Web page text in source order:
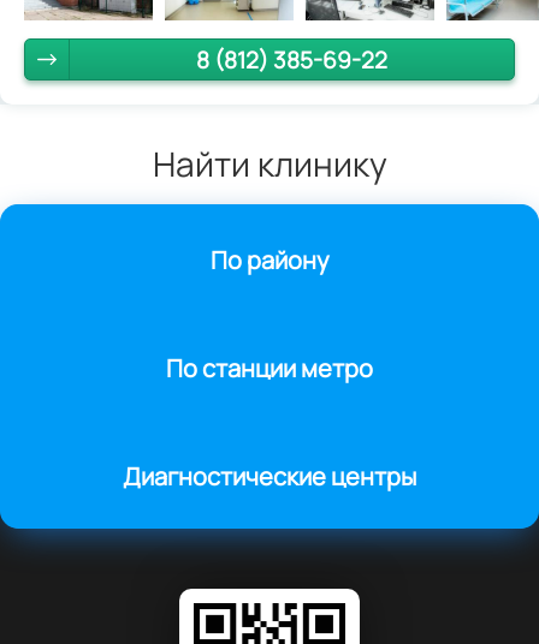
8 (812) 385-69-22
Найти клинику
По району
По станции метро
Диагностические центры